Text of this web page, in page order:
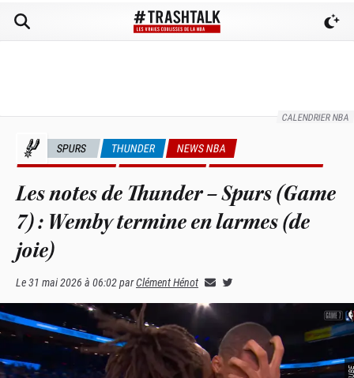
CALENDRIER NBA
SPURS THUNDER
NEWS NBA
Les notes de Thunder – Spurs (Game
7) : Wemby termine en larmes (de
joie)
Le31 mai 2026 à 06:02parClément Hénot